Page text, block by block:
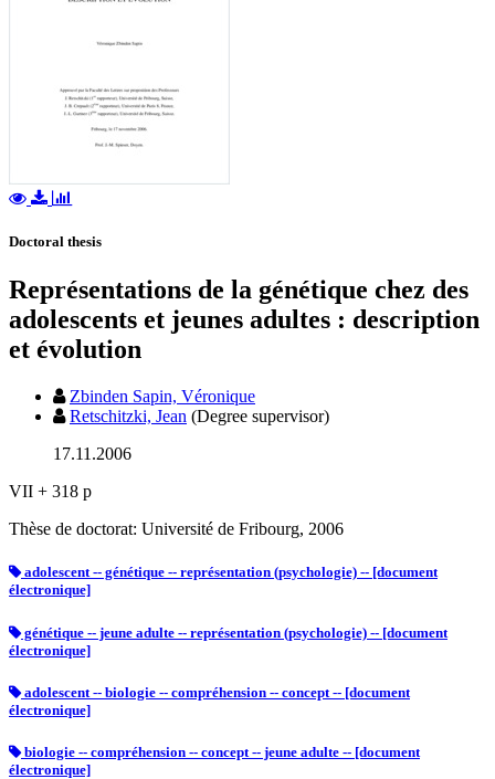
Doctoral thesis
Représentations de la génétique chez des
adolescents et jeunes adultes : description
et évolution
Zbinden Sapin, Véronique
Retschitzki, Jean (Degree supervisor)
17.11.2006
VII + 318 p
Thèse de doctorat: Université de Fribourg, 2006
adolescent -- génétique -- représentation (psychologie) -- [document
électronique]
génétique -- jeune adulte -- représentation (psychologie) -- [document
électronique]
adolescent -- biologie -- compréhension -- concept -- [document
électronique]
biologie -- compréhension -- concept -- jeune adulte -- [document
électronique]